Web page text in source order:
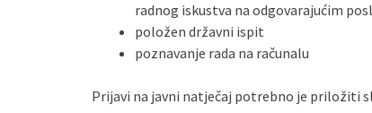
radnog iskustva na odgovarajućim
položen državni ispit
poznavanje rada na računalu
Prijavi na javni natječaj potrebno je priložiti